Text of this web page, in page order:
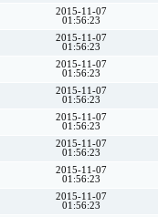
2015-11-07
01:56:23
2015-11-07
01:56:23
2015-11-07
01:56:23
2015-11-07
01:56:23
2015-11-07
01:56:23
2015-11-07
01:56:23
2015-11-07
01:56:23
2015-11-07
01:56:23